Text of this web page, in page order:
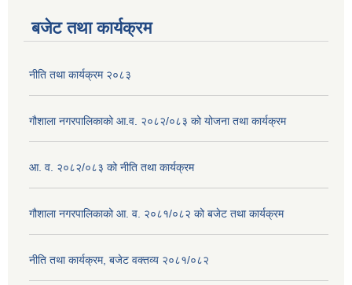
बजेट तथा कार्यक्रम
नीति तथा कार्यक्रम २०८३
गौशाला नगरपालिकाको आ.व. २०८२/०८३ को योजना तथा कार्यक्रम
आ. व. २०८२/०८३ को नीति तथा कार्यक्रम
गौशाला नगरपालिकाको आ. व. २०८१/०८२ को बजेट तथा कार्यक्रम
नीति तथा कार्यक्रम, बजेट वक्तव्य २०८१/०८२